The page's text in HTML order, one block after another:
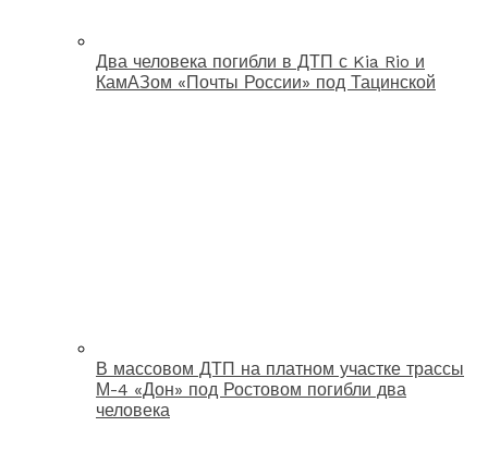
Два человека погибли в ДТП с Kia Rio и
КамАЗом «Почты России» под Тацинской
В массовом ДТП на платном участке трассы
М-4 «Дон» под Ростовом погибли два
человека